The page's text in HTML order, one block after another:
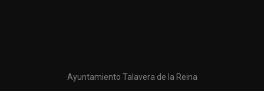
Ayuntamiento Talavera de la Reina